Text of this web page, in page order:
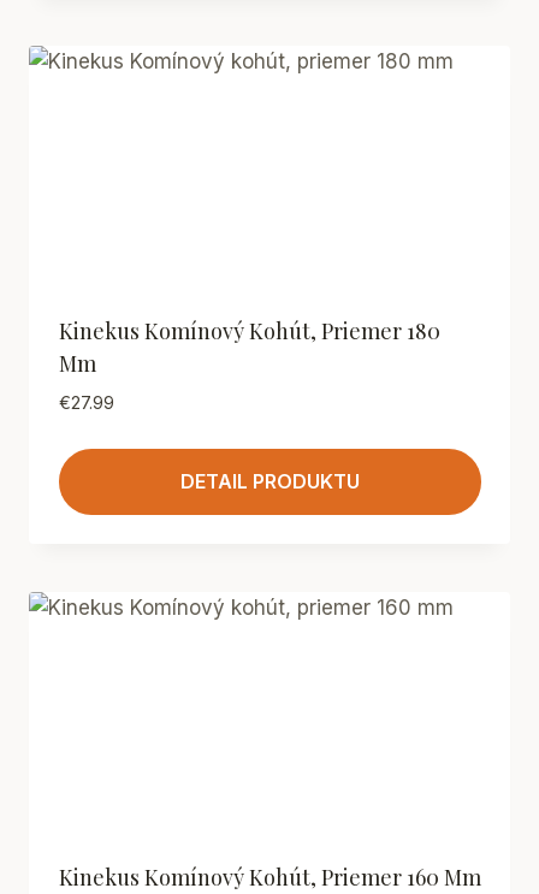
Kinekus Komínový Kohút, Priemer 180
Mm
€27.99
DETAIL PRODUKTU
Kinekus Komínový Kohút, Priemer 160 Mm